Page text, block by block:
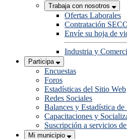
Trabaja con nosotros
Ofertas Laborales
Contratación
Envíe su hoja de
Industria y
Participa
Encuestas
Foros
Estadísticas del Sitio Web
Redes Sociales
Balances y Estadística
Capacitaciones y
Suscripción a servicios
Mi municipio